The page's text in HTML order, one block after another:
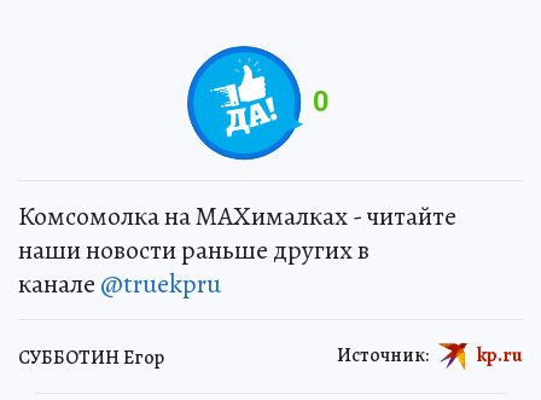
0
Комсомолка на MAXималках - читайте
наши новости раньше других в
канале @truekpru
СУББОТИН Егор Источник: kp.ru